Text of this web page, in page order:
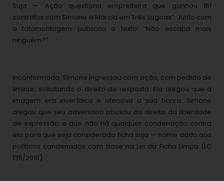
Suja — Ação questiona empreiteira que ganhou 151
contratos com Simone e Márcia em Três Lagoas”. Junto com
a fotomontagem publicou o texto: “Não escapa mais
ninguém?”.
Inconformada, Simone ingressou com ação, com pedido de
liminar, solicitando o direito de resposta. Ela alegou que a
imagem era inverídica e ofensiva a sua honra. Simone
alegou que seu adversário abusou do direito da liberdade
de expressão e que não há qualquer condenação contra
ela para que seja considerada ficha suja — nome dado aos
políticos condenados com base na Lei da Ficha Limpa (LC
135/2010).